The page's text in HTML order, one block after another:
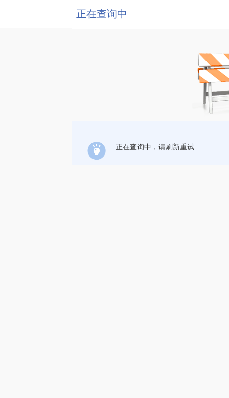
正在查询中
正在查询中，请刷新重试